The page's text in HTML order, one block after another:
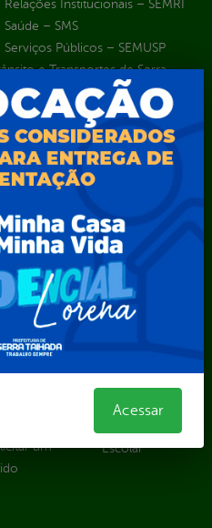
Institucionais – SEMRI
– SMS
Públicos – SEMUSP
e Transportes de Serra
e Controle
sua
e
um
Outros
Carta de
Serviços
E-sic
Autenticidade
Ouvidoria
Transparência
Escolar
Acessar